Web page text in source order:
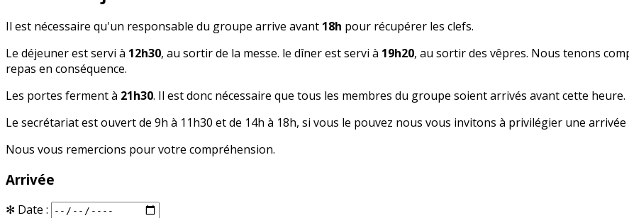
Il est nécessaire qu'un responsable du groupe arrive avant 18h pour récupérer les clefs.
Le déjeuner est servi à 12h30, au sortir de la messe. le dîner est servi à 19h20, au sortir des vêpres. Nous tenons
repas en conséquence.
Les portes ferment à 21h30. Il est donc nécessaire que tous les membres du groupe soient arrivés avant cette heure.
Le secrétariat est ouvert de 9h à 11h30 et de 14h à 18h, si vous le pouvez nous vous invitons à privilégier une
Nous vous remercions pour votre compréhension.
Arrivée
✻ Date :